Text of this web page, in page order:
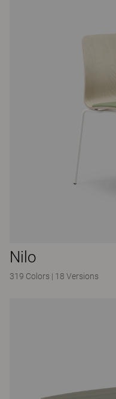
Nilo
319 Colors | 18 Versions